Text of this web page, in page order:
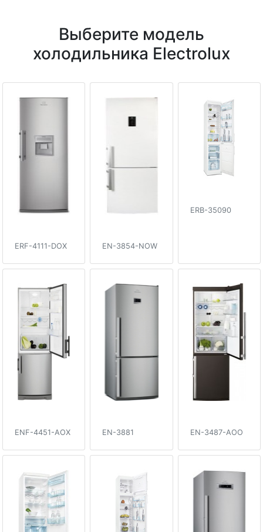
Выберите модель
холодильника Electrolux
ERF-4111-DOX EN-3854-NOW
ERB-35090
ENF-4451-AOX EN-3881 EN-3487-AOO